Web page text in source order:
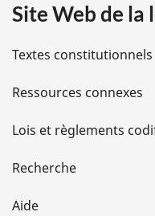
i
l
s
d
e
l
Site Web de la
Textes constitutionnels
Ressources connexes
Lois et règlements
Recherche
Aide